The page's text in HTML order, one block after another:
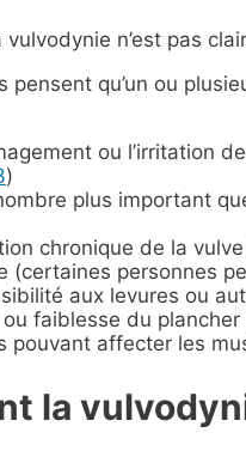
n’est pas
pensent qu’un ou
ou l’irritation
)
plus important
chronique de la
(certaines personnes
aux levures ou
ou faiblesse du plancher
pouvant affecter les
la